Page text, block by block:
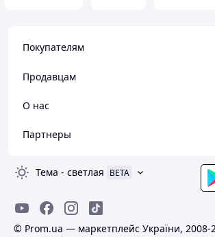
Покупателям
Продавцам
О нас
Партнеры
Тема - светлая BETA
© Prom.ua — маркетплейс України, 2008-